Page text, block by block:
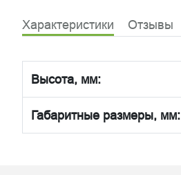
Характеристики Отзывы
Высота, мм:
Габаритные размеры, мм: